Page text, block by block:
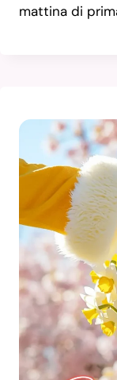
mattina di